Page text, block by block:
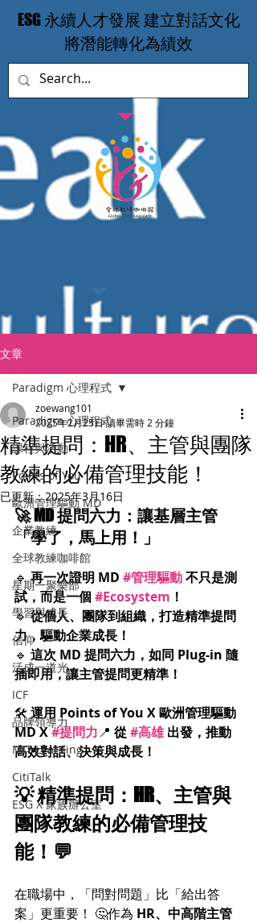
​ESG 永續人才發展 建立對話文化
​將潛能轉化為績效
文章
Paradigm 心理程式
課程與活動
Points of You
歐洲管理驅動 MD
企業教練
全球教練咖啡館
星期一聚樂部
學習與成長
信仰
活成一道光
ICF
品牌領導力
MIT Learning
CitiTalk
ESG X 家族辦公室
Paradigm 心理程式
精準提問：HR、主管與團隊
教練的必備管理技能！
zoewang101
2025年2月25日讀畢需時 2 分鐘
已更新：2025年3月16日
🚀 MD 提問六力：讓基層主管
「學了，馬上用！」
🔹 再一次證明 MD #管理驅動 不只是測
試，而是一個 #Ecosystem ！
🔹 從個人、團隊到組織，打造精準提問
力，驅動企業成長！
🔹 這次 MD 提問六力，如同 Plug-in 隨
插即用，讓主管提問更精準！
🛠 運用 Points of You X 歐洲管理驅動
MD X #提問力📍 從 #高雄 出發，推動
高效對話、決策與成長！
💡 精準提問：HR、主管與
團隊教練的必備管理技
能！💬
在職場中，「問對問題」比「給出答
案」更重要！ 🤔作為 HR、中高階主管